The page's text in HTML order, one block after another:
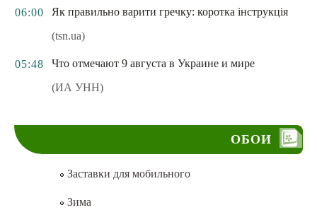
06:00
Як правильно варити гречку: коротка інструкція
(tsn.ua)
05:48
Что отмечают 9 августа в Украине и мире
(ИА УНН)
ОБОИ
Заставки для мобильного
Зима